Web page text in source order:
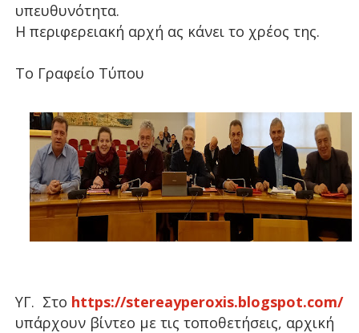
υπευθυνότητα.
Η περιφερειακή αρχή ας κάνει το χρέος της.
Το Γραφείο Τύπου
ΥΓ. Στο https://stereayperoxis.blogspot.com/
υπάρχουν βίντεο με τις τοποθετήσεις, αρχική